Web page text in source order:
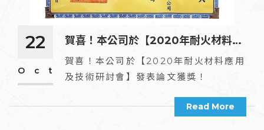
22
Oct
賀喜！本公司於【2020年耐火材料應
用及技術研討會】發表論文獲獎！
賀喜！本公司於【2020年耐火材料應用
及技術研討會】發表論文獲獎！
Read More